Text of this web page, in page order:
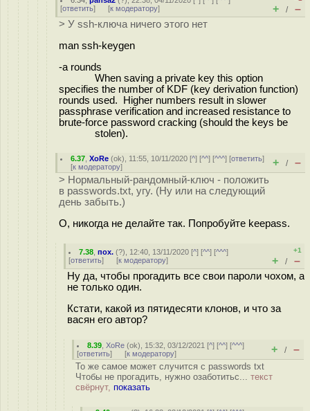
[ответить] [к модератору] + / –
> У ssh-ключа ничего этого нет
man ssh-keygen
-a rounds
When saving a private key this option
specifies the number of KDF (key derivation function)
rounds used. Higher numbers result in slower
passphrase verification and increased resistance to
brute-force password cracking (should the keys be
stolen).
6.37 ,XoRe (ok), 11:55, 10/11/2020 [^] [^^] [^^^] [ответить]
[к модератору] + / –
> Нормальный-рандомный-ключ - положить
в passwords.txt, угу. (Ну или на следующий
день забыть.)
О, никогда не делайте так. Попробуйте keepass.
7.38 ,пох. (?), 12:40, 13/11/2020 [^] [^^] [^^^]
[ответить] [к модератору]
+1
+ / –
Ну да, чтобы прогадить все свои пароли чохом, а
не только один.
Кстати, какой из пятидесяти клонов, и что за
васян его автор?
8.39 ,XoRe (ok), 15:32, 03/12/2021 [^] [^^] [^^^]
[ответить] [к модератору] + / –
То же самое может случится с passwords txt
Чтобы не прогадить, нужно озаботитьс... текст
свёрнут, показать